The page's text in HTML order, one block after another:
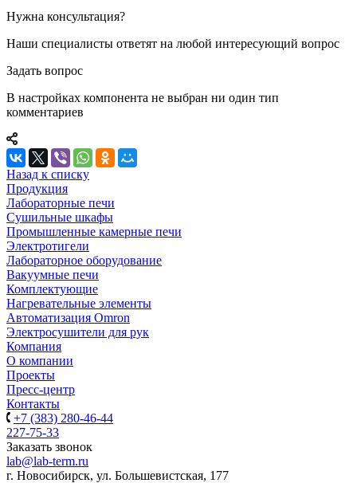
Нужна консультация?
Наши специалисты ответят на любой интересующий вопрос
Задать вопрос
В настройках компонента не выбран ни один тип
комментариев
Назад к списку
Продукция
Лабораторные печи
Сушильные шкафы
Промышленные камерные печи
Электротигели
Лабораторное оборудование
Вакуумные печи
Комплектующие
Нагревательные элементы
Автоматизация Omron
Электросушители для рук
Компания
О компании
Проекты
Пресс-центр
Контакты
+7 (383) 280-46-44
227-75-33
Заказать звонок
lab@lab-term.ru
г. Новосибирск, ул. Большевистская, 177